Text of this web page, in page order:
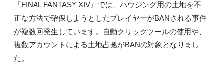
『FINAL FANTASY XIV』では、ハウジング用の土地を不
正な方法で確保しようとしたプレイヤーがBANされる事件
が複数回発生しています。自動クリックツールの使用や、
複数アカウントによる土地占拠がBANの対象となりまし
た。